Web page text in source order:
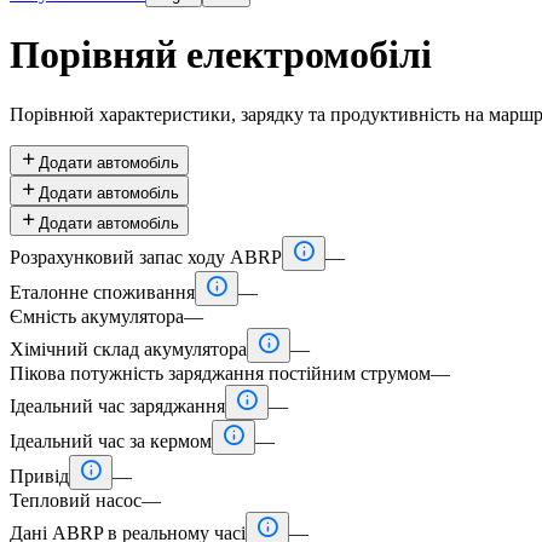
Порівняй електромобілі
Порівнюй характеристики, зарядку та продуктивність на
 Додати автомобіль
 Додати автомобіль
 Додати автомобіль
Розрахунковий запас ходу ABRP  —
Еталонне споживання  —
Ємність акумулятора—
Хімічний склад акумулятора
 —
Пікова потужність заряджання постійним струмом—
Ідеальний час заряджання  —
Ідеальний час за кермом  —
Привід  —
Тепловий насос—
Дані ABRP в реальному часі
 —